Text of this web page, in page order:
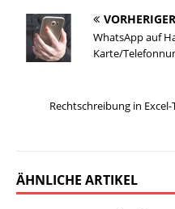
VORHERIGER
WhatsApp auf
Karte/
Rechtschreibung in
ÄHNLICHE ARTIKEL